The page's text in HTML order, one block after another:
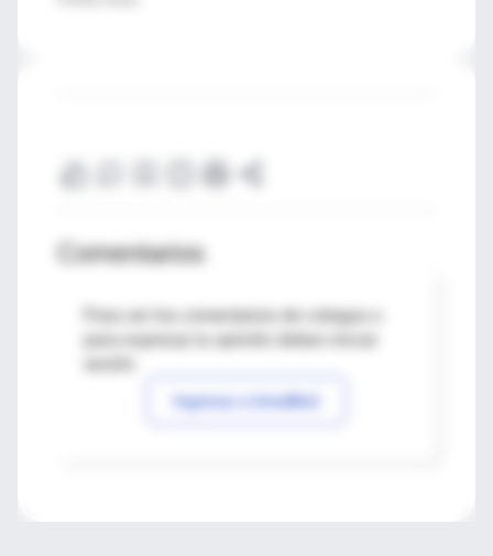
Comentarios
Para ver los comentarios de colegas o
Ingresar a IntraMed